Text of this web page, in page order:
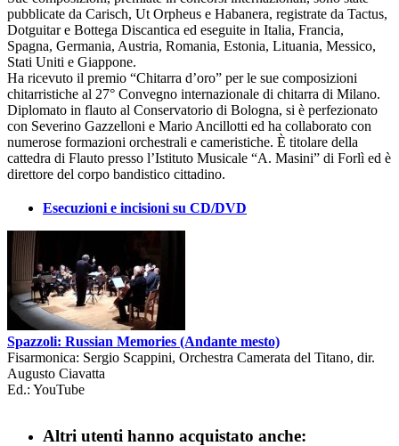
pubblicate da Carisch, Ut Orpheus e Habanera, registrate da Tactus,
Dotguitar e Bottega Discantica ed eseguite in Italia, Francia,
Spagna, Germania, Austria, Romania, Estonia, Lituania, Messico,
Stati Uniti e Giappone.
Ha ricevuto il premio “Chitarra d’oro” per le sue composizioni
chitarristiche al 27° Convegno internazionale di chitarra di Milano.
Diplomato in flauto al Conservatorio di Bologna, si è perfezionato
con Severino Gazzelloni e Mario Ancillotti ed ha collaborato con
numerose formazioni orchestrali e cameristiche. È titolare della
cattedra di Flauto presso l’Istituto Musicale “A. Masini” di Forlì ed è
direttore del corpo bandistico cittadino.
Esecuzioni e incisioni su CD/DVD
Spazzoli: Russian Memories (Andante mesto)
Fisarmonica: Sergio Scappini, Orchestra Camerata del Titano, dir.
Augusto Ciavatta
Ed.: YouTube
Altri utenti hanno acquistato anche: